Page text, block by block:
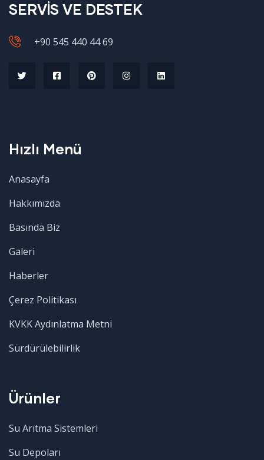
SERVİS VE DESTEK
+90 545 440 44 69
Hızlı Menü
Anasayfa
Hakkımızda
Basında Biz
Galeri
Haberler
Çerez Politikası
KVKK Aydınlatma Metni
Sürdürülebilirlik
Ürünler
Su Arıtma Sistemleri
Su Depoları